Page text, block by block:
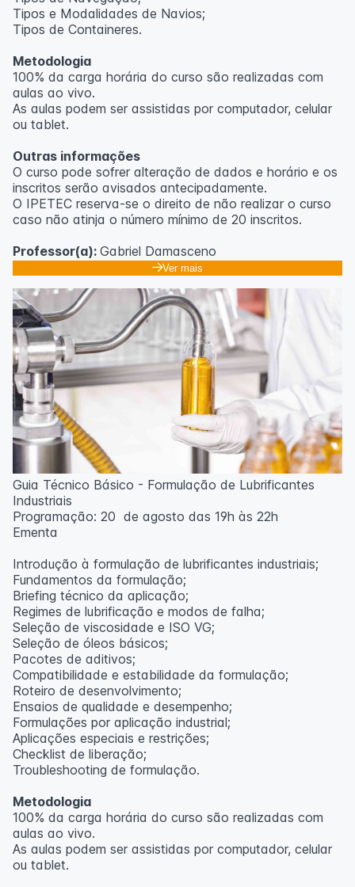
Outras informações
inscritos serão avisados ​​antecipadamente.
O IPETEC reserva-se o direito de não realizar o curso
caso não atinja o número mínimo de 20 inscritos.
Professora:
Tipos e Modalidades de Navios;
Tipos de Containeres.
Metodologia
100% da carga horária do curso são realizadas com
aulas ao vivo.
As aulas podem ser assistidas por computador, celular
ou tablet.
Outras informações
O curso pode sofrer alteração de dados e horário e os
inscritos serão avisados ​​antecipadamente.
O IPETEC reserva-se o direito de não realizar o curso
caso não atinja o número mínimo de 20 inscritos.
Professor(a): Gabriel Damasceno
Ver mais
Guia Técnico Básico - Formulação de Lubrificantes
Industriais
Programação: 20 de agosto das 19h às 22h
Ementa
Introdução à formulação de lubrificantes industriais;
Fundamentos da formulação;
Briefing técnico da aplicação;
Regimes de lubrificação e modos de falha;
Seleção de viscosidade e ISO VG;
Seleção de óleos básicos;
Pacotes de aditivos;
Compatibilidade e estabilidade da formulação;
Roteiro de desenvolvimento;
Ensaios de qualidade e desempenho;
Formulações por aplicação industrial;
Aplicações especiais e restrições;
Checklist de liberação;
Troubleshooting de formulação.
Metodologia
100% da carga horária do curso são realizadas com
aulas ao vivo.
As aulas podem ser assistidas por computador, celular
ou tablet.